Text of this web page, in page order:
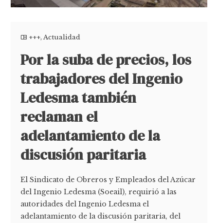
+++,Actualidad
Por la suba de precios, los
trabajadores del Ingenio
Ledesma también
reclaman el
adelantamiento de la
discusión paritaria
El Sindicato de Obreros y Empleados del Azúcar
del Ingenio Ledesma (Soeail), requirió a las
autoridades del Ingenio Ledesma el
adelantamiento de la discusión paritaria, del